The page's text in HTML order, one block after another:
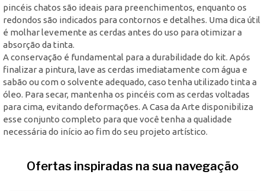
pincéis chatos são ideais para preenchimentos, enquanto os
redondos são indicados para contornos e detalhes. Uma dica útil
é molhar levemente as cerdas antes do uso para otimizar a
absorção da tinta.
A conservação é fundamental para a durabilidade do kit. Após
finalizar a pintura, lave as cerdas imediatamente com água e
sabão ou com o solvente adequado, caso tenha utilizado tinta a
óleo. Para secar, mantenha os pincéis com as cerdas voltadas
para cima, evitando deformações. A Casa da Arte disponibiliza
esse conjunto completo para que você tenha a qualidade
necessária do início ao fim do seu projeto artístico.
Ofertas inspiradas na sua navegação